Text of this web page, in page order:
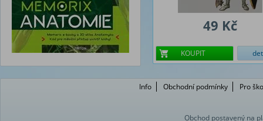
49 Kč
KOUPIT
Info Obchodní podmínky Pro
Obchod postavený na